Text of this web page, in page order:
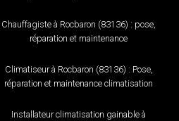
Chauffagiste à Rocbaron (83136) : pose,
réparation et maintenance
Climatiseur à Rocbaron (83136) : Pose,
réparation et maintenance climatisation
Installateur climatisation gainable à